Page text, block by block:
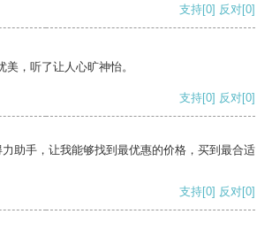
支持[0] 反对[0]
，听了让人心旷神怡。
支持[0] 反对[0]
助手，让我能够找到最优惠的价格，买到最合适
支持[0] 反对[0]